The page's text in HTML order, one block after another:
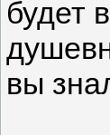
будет
вы